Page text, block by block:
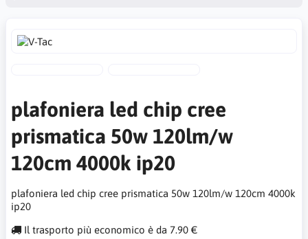
plafoniera led chip cree
prismatica 50w 120lm/w
120cm 4000k ip20
plafoniera led chip cree prismatica 50w 120lm/w 120cm 4000k
ip20
Il trasporto più economico è da 7.90 €